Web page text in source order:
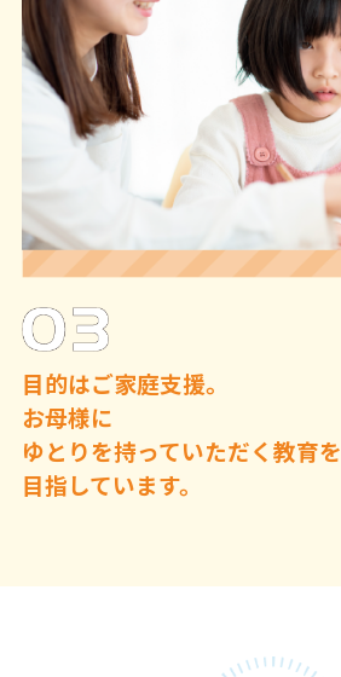
目的はご家庭支援。
お母様に
ゆとりを持っていただく教育を
目指しています。